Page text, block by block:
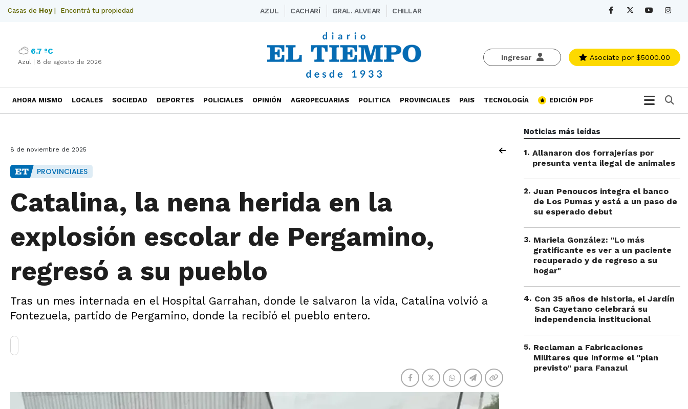
Casas de Hoy| Encontrá tu propiedad AZUL CACHARÍ GRAL. ALVEAR CHILLAR
Ingresar Asociate por $5000.00
6.7 ºC
Azul | 8 de agosto de 2026
AHORA MISMO LOCALES SOCIEDAD DEPORTES POLICIALES OPINIÓN AGROPECUARIAS POLITICA PROVINCIALES PAIS TECNOLOGÍA EDICIÓN PDF
8 de noviembre de 2025
PROVINCIALES
Catalina, la nena herida en la
explosión escolar de Pergamino,
regresó a su pueblo
Tras un mes internada en el Hospital Garrahan, donde le salvaron la vida, Catalina volvió a
Fontezuela, partido de Pergamino, donde la recibió el pueblo entero.
Noticias más leídas
1. Allanaron dos forrajerías por
presunta venta ilegal de animales
2. Juan Penoucos integra el banco
de Los Pumas y está a un paso de
su esperado debut
3. Mariela González: "Lo más
gratificante es ver a un paciente
recuperado y de regreso a su
hogar"
4. Con 35 años de historia, el Jardín
San Cayetano celebrará su
independencia institucional
5. Reclaman a Fabricaciones
Militares que informe el "plan
previsto" para Fanazul